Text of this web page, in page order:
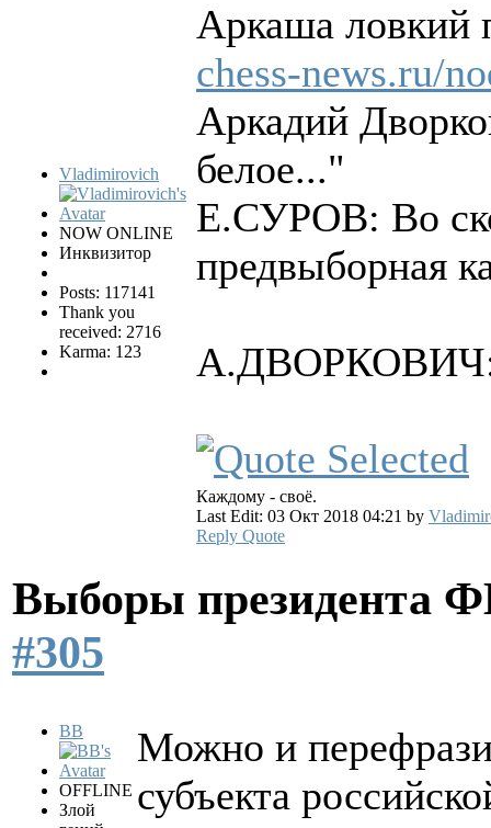
Vladimirovich
NOW ONLINE
Инквизитор
Posts: 117141
Thank you
received: 2716
Karma: 123
Аркаша ловкий
chess-news.ru/
Аркадий
белое..."
Е.СУРОВ: Во
предвыборная
А.ДВОРКОВИЧ:
Каждому - своё.
Last Edit: 03 Окт 2018 04:21 by
Reply Quote
Выборы президента
#305
BB
OFFLINE
Злой
Можно и
субъекта